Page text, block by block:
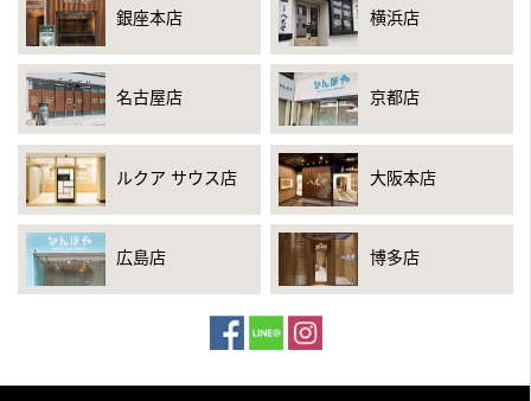
銀座本店 横浜店
名古屋店 京都店
ルクア サウス店 大阪本店
広島店 博多店